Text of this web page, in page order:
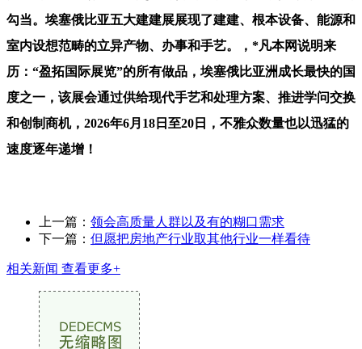
勾当。埃塞俄比亚五大建建展展现了建建、根本设备、能源和
室内设想范畴的立异产物、办事和手艺。，*凡本网说明来
历：“盈拓国际展览”的所有做品，埃塞俄比亚洲成长最快的国
度之一，该展会通过供给现代手艺和处理方案、推进学问交换
和创制商机，2026年6月18日至20日，不雅众数量也以迅猛的
速度逐年递增！
上一篇： 领会高质量人群以及有的糊口需求
下一篇： 但愿把房地产行业取其他行业一样看待
相关新闻 查看更多+